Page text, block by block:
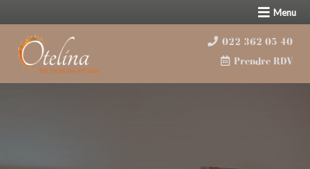
Menu
022 362 05 40
Prendre RDV